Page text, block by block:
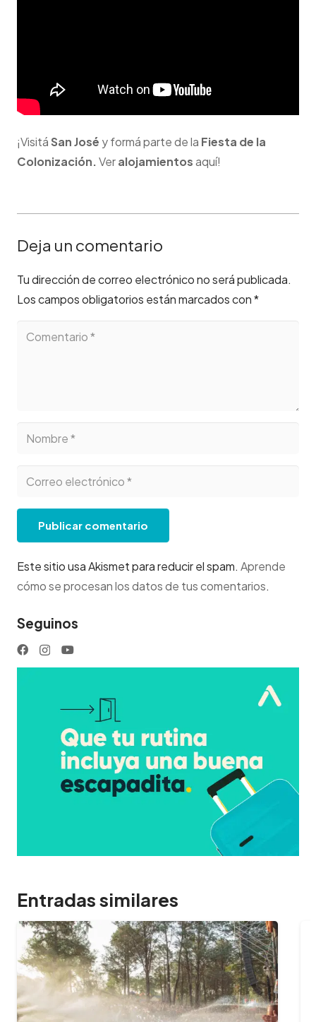
¡Visitá San José y formá parte de la Fiesta de la
Colonización.Veralojamientosaquí!
Deja un comentario
Tu dirección de correo electrónico no será publicada.
Los campos obligatorios están marcados con*
Publicar comentario
Este sitio usa Akismet para reducir el spam. Aprende
cómo se procesan los datos de tus comentarios.
Seguinos
Entradas similares
09/02/2024
¿Cuántas horas dura el Oktoberfest
y cuál es…